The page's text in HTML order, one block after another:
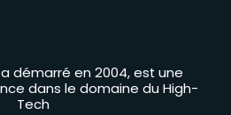
démarré en 2004, est une
dans le domaine du High-
Tech